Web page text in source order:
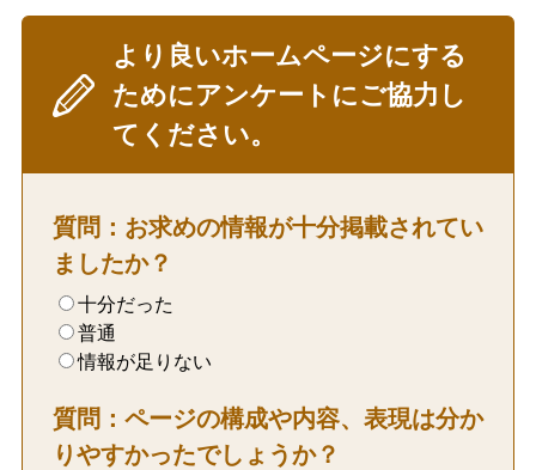
より良いホームページにする
ためにアンケートにご協力し
てください。
質問：お求めの情報が十分掲載されてい
ましたか？
十分だった
普通
情報が足りない
質問：ページの構成や内容、表現は分か
りやすかったでしょうか？